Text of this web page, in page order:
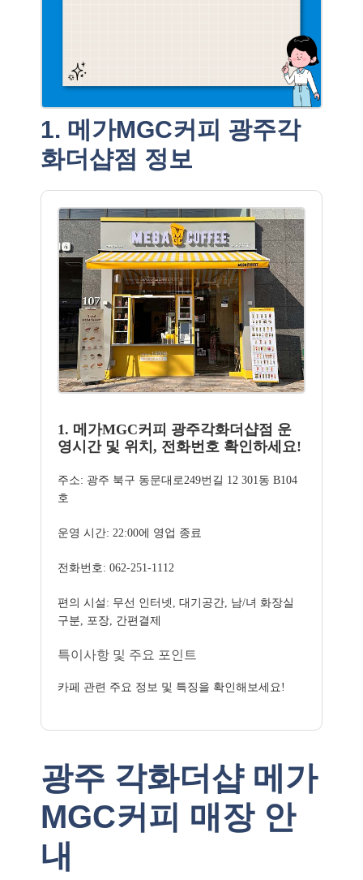
1. 메가MGC커피 광주각
화더샵점 정보
1. 메가MGC커피 광주각화더샵점 운
영시간 및 위치, 전화번호 확인하세요!
주소: 광주 북구 동문대로249번길 12 301동 B104
호
운영 시간: 22:00에 영업 종료
전화번호: 062-251-1112
편의 시설: 무선 인터넷, 대기공간, 남/녀 화장실
구분, 포장, 간편결제
특이사항 및 주요 포인트
카페 관련 주요 정보 및 특징을 확인해보세요!
광주 각화더샵 메가
MGC커피 매장 안
내